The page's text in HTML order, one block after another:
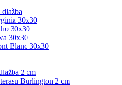
dlažba
30x30
30x30
30x30
Blanc 30x30
2 cm
Burlington 2 cm